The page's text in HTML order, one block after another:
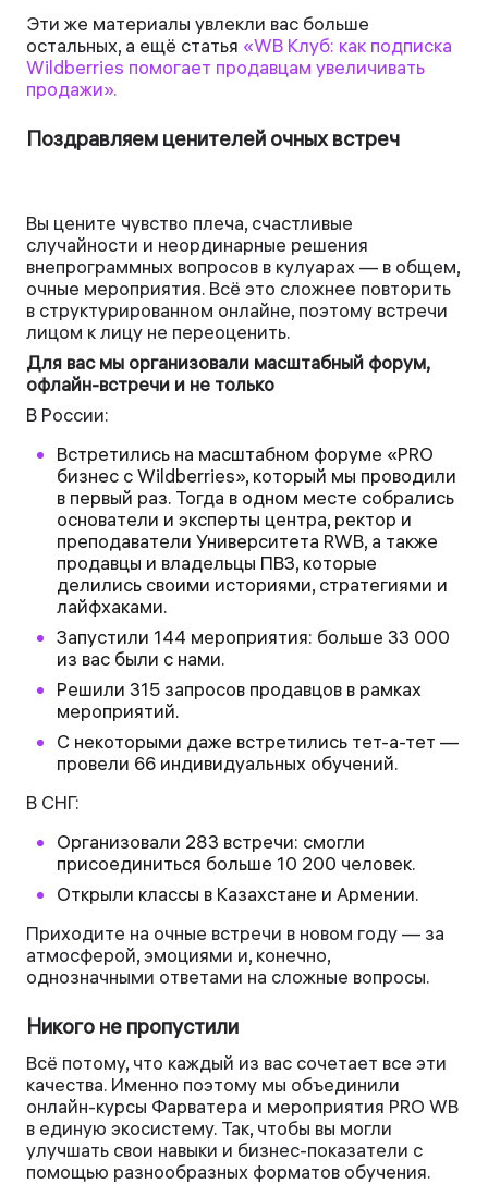
Эти же материалы увлекли вас больше
остальных, а ещё статья «WB Клуб: как подписка
Wildberries помогает продавцам увеличивать
продажи».
Поздравляем ценителей очных встреч
Вы цените чувство плеча, счастливые
случайности и неординарные решения
внепрограммных вопросов в кулуарах — в общем,
очные мероприятия. Всё это сложнее повторить
в структурированном онлайне, поэтому встречи
лицом к лицу не переоценить.
Для вас мы организовали масштабный форум,
офлайн-встречи и не только
В России:
Встретились на масштабном форуме «PRO
бизнес с Wildberries», который мы проводили
в первый раз. Тогда в одном месте собрались
основатели и эксперты центра, ректор и
преподаватели Университета RWB, а также
продавцы и владельцы ПВЗ, которые
делились своими историями, стратегиями и
лайфхаками.
Запустили 144 мероприятия: больше 33 000
из вас были с нами.
Решили 315 запросов продавцов в рамках
мероприятий.
С некоторыми даже встретились тет-а-тет —
провели 66 индивидуальных обучений.
В СНГ:
Организовали 283 встречи: смогли
присоединиться больше 10 200 человек.
Открыли классы в Казахстане и Армении.
Приходите на очные встречи в новом году — за
атмосферой, эмоциями и, конечно,
однозначными ответами на сложные вопросы.
Никого не пропустили
Всё потому, что каждый из вас сочетает все эти
качества. Именно поэтому мы объединили
онлайн-курсы Фарватера и мероприятия PRO WB
в единую экосистему. Так, чтобы вы могли
улучшать свои навыки и бизнес-показатели с
помощью разнообразных форматов обучения.